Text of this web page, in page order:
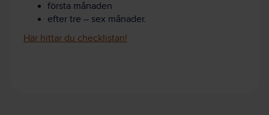
första månaden
efter tre – sex månader.
Här hittar du checklistan!